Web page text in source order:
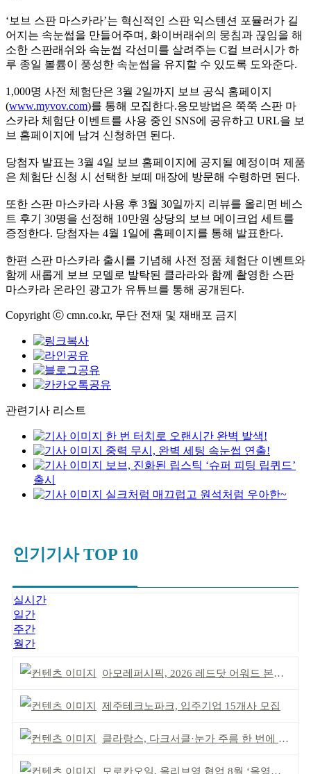
‘보브 스판 마스카라’는 혁신적인 스판 익스텐션 포뮬러가 길
어지는 속눈썹을 만들어주며, 화이버래쉬의 뭉침과 끊임을 해
소한 스판래쉬와 속눈썹 각선미를 살려주는 C컬 브러시가 하
루 종일 볼륨이 풍성한 속눈썹을 유지할 수 있도록 도와준다.
1,000명 사전 체험단은 3월 2일까지 보브 공식 홈페이지
(www.myvov.com)를 통해 모집한다.응모방법은 쭉쭉 스판 마
스카라 체험단 이벤트를 사용 중인 SNS에 공유하고 URL을 보
브 홈페이지에 남겨 신청하면 된다.
당첨자 발표는 3월 4일 보브 홈페이지에 공지될 예정이며 제품
은 체험단 신청 시 선택한 보떼 매장에 방문해 수령하면 된다.
또한 스판 마스카라 사용 후 3월 30일까지 리뷰를 올리면 베스
트 후기 30명을 선정해 10만원 상당의 보브 메이크업 세트를
증정한다. 당첨자는 4월 1일에 홈페이지를 통해 발표한다.
한편 스판 마스카라 출시를 기념해 사전 정품 체험단 이벤트와
함께 새롭게 보브 모델로 발탁된 클라라와 함께 촬영한 스판
마스카라 온라인 광고가 유튜브를 통해 공개된다.
Copyright ⓒ cmn.co.kr, 무단 전재 및 재배포 금지
관련기사 리스트
한 번 터치로 오랜시간 완벽 발색!
중력 무시, 완벽 세팅 속눈썹 연출!
보브, 진화된 립스틱 ‘슈퍼 피팅 립퀴드’
출시
실크처럼 매끄럽고 원석처럼 우아한~
인기기사 TOP 10
실시간
일간
주간
월간
아모레퍼시픽, 2026 레드닷 어워드 본상 2개 수상
제주테크노파크, 입주기업 15개사 모집
클라랑스, 다크서클·눈가 주름 한 번에 더블 케어
모로칸오일, 올리브영 협업 8월 ‘올영픽’ 선정